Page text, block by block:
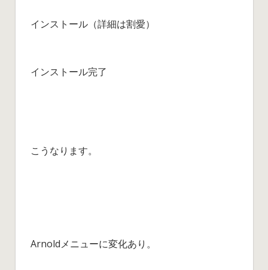
インストール（詳細は割愛）
インストール完了
こうなります。
Arnoldメニューに変化あり。